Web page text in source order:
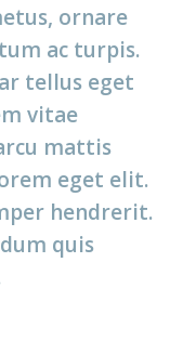
ornare
ac turpis.
tellus eget
vitae
mattis
eget elit.
hendrerit.
quis